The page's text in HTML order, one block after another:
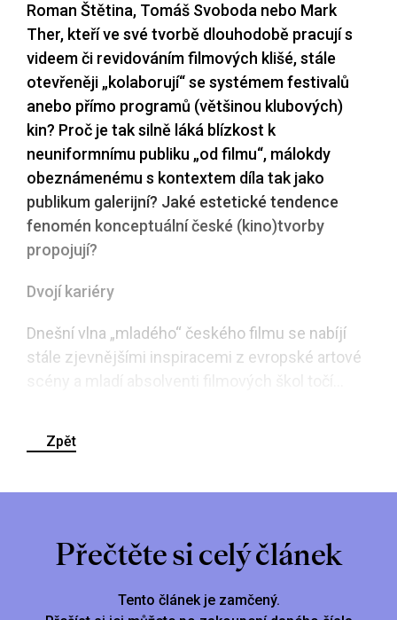
Roman Štětina, Tomáš Svoboda nebo Mark
Ther, kteří ve své tvorbě dlouhodobě pracují s
videem či revidováním filmových klišé, stále
otevřeněji „kolaborují“ se systémem festivalů
anebo přímo programů (většinou klubových)
kin? Proč je tak silně láká blízkost k
neuniformnímu publiku „od filmu“, málokdy
obeznámenému s kontextem díla tak jako
publikum galerijní? Jaké estetické tendence
fenomén konceptuální české (kino)tvorby
propojují?
Dvojí kariéry
Dnešní vlna „mladého“ českého filmu se nabíjí
stále zjevnějšími inspiracemi z evropské artové
Zpět
Přečtěte si celý článek
Tento článek je zamčený.